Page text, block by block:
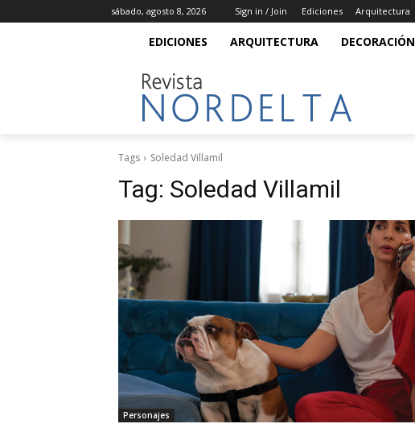
sábado, agosto 8, 2026 Sign in / Join Ediciones Arquitectura
EDICIONES ARQUITECTURA DECORACIÓN
Tags Soledad Villamil
Tag: Soledad Villamil
Personajes